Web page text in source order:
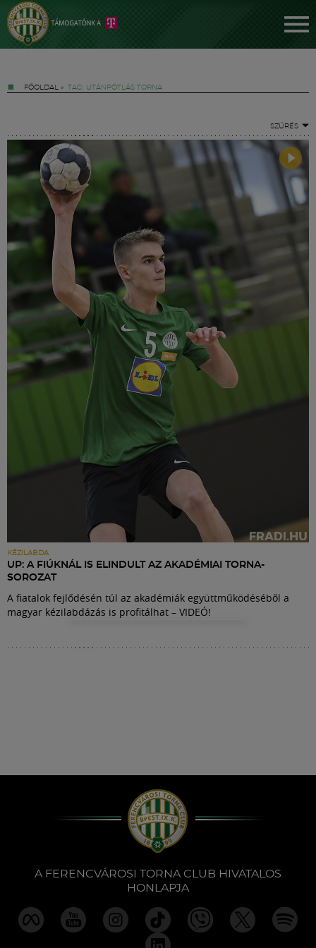
FŐOLDAL » TAG: UTÁNPÓTLÁS TORNA
SZŰRÉS
KÉZILABDA
UP: A FIÚKNÁL IS ELINDULT AZ AKADÉMIAI TORNA-
SOROZAT
A fiatalok fejlődésén túl az akadémiák együttműködéséből a
magyar kézilabdázás is profitálhat – VIDEÓ!
A FERENCVÁROSI TORNA CLUB HIVATALOS
HONLAPJA
Jegyek
FM YouTube +
Hírek
Labdarúgás
Szakosztályok
Meccscenter
Shop